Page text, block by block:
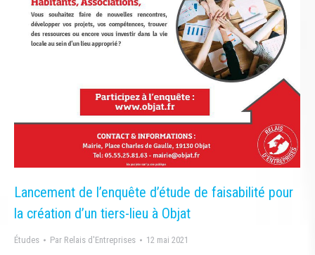
Lancement de l’enquête d’étude de faisabilité pour
la création d’un tiers-lieu à Objat
Études Par Relais d'Entreprises 12 mai 2021